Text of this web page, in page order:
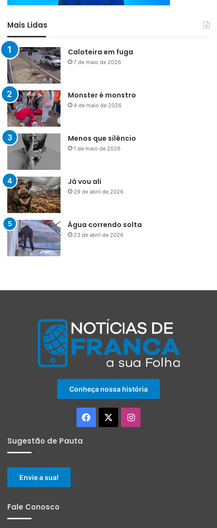
Mais Lidas
Caloteira em fuga
7 de maio de 2026
Monster é monstro
4 de maio de 2026
Menos que silêncio
1 de maio de 2026
Já vou ali
29 de abril de 2026
Água correndo solta
23 de abril de 2026
Conheça nossa história
Facebook Instagram
Sugestão de Pauta
Envie a sua!
Fale Conosco